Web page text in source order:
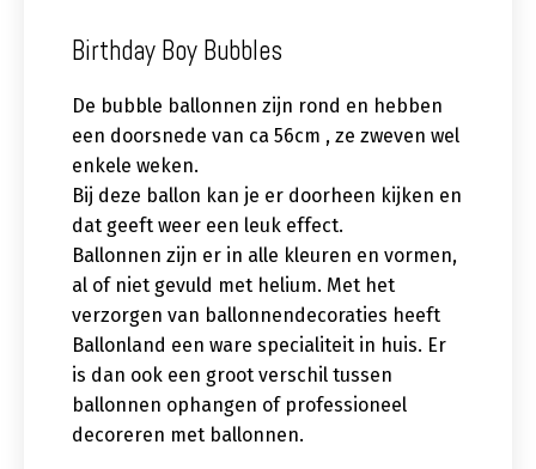
Birthday Boy Bubbles
De bubble ballonnen zijn rond en hebben
een doorsnede van ca 56cm , ze zweven wel
enkele weken.
Bij deze ballon kan je er doorheen kijken en
dat geeft weer een leuk effect.
Ballonnen zijn er in alle kleuren en vormen,
al of niet gevuld met helium. Met het
verzorgen van ballonnendecoraties heeft
Ballonland een ware specialiteit in huis. Er
is dan ook een groot verschil tussen
ballonnen ophangen of professioneel
decoreren met ballonnen.